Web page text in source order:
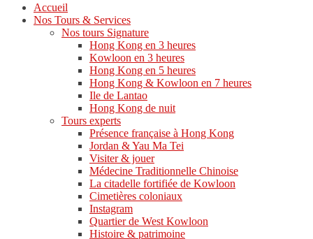
Accueil
Nos Tours & Services
Nos tours Signature
Hong Kong en 3 heures
Kowloon en 3 heures
Hong Kong en 5 heures
Hong Kong & Kowloon en 7 heures
Ile de Lantao
Hong Kong de nuit
Tours experts
Présence française à Hong Kong
Jordan & Yau Ma Tei
Visiter & jouer
Médecine Traditionnelle Chinoise
La citadelle fortifiée de Kowloon
Cimetières coloniaux
Instagram
Quartier de West Kowloon
Histoire & patrimoine